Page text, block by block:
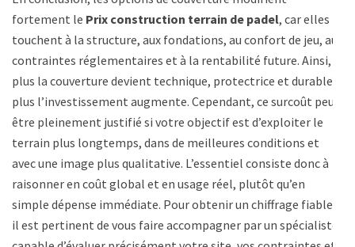
fortement le Prix construction terrain de padel, car elles
touchent à la structure, aux fondations, au confort de jeu, aux
contraintes réglementaires et à la rentabilité future. Ainsi,
plus la couverture devient technique, protectrice et durable,
plus l’investissement augmente. Cependant, ce surcoût peut
être pleinement justifié si votre objectif est d’exploiter le
terrain plus longtemps, dans de meilleures conditions et
avec une image plus qualitative. L’essentiel consiste donc à
raisonner en coût global et en usage réel, plutôt qu’en
simple dépense immédiate. Pour obtenir un chiffrage fiable,
il est pertinent de vous faire accompagner par un spécialiste